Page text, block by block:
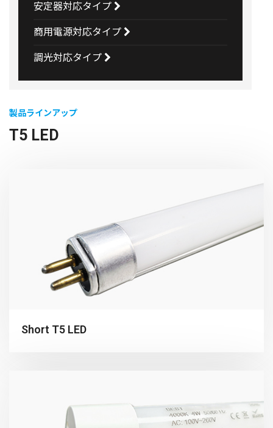
安定器対応タイプ
商用電源対応タイプ
調光対応タイプ
製品ラインアップ
T5 LED
Short T5 LED